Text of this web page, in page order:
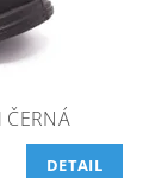
ČERNÁ
DETAIL